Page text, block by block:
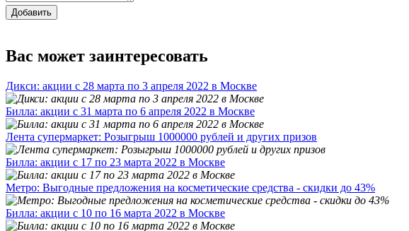
Добавить
Вас может заинтересовать
Дикси: акции с 28 марта по 3 апреля 2022 в Москве
Билла: акции с 31 марта по 6 апреля 2022 в Москве
Лента супермаркет: Розыгрыш 1000000 рублей и других призов
Билла: акции с 17 по 23 марта 2022 в Москве
Метро: Выгодные предложения на косметические средства - скидки до 43%
Билла: акции с 10 по 16 марта 2022 в Москве